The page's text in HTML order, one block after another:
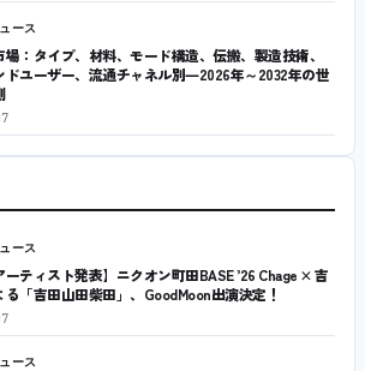
ース
：タイプ、材料、モード構造、伝搬、製造技術、
ドユーザー、流通チャネル別―2026年～2032年の世
ース
ーティスト発表】ニクオン町田BASE ’26 Chage × 吉
る「吉田山田柴田」、GoodMoon出演決定！
ース